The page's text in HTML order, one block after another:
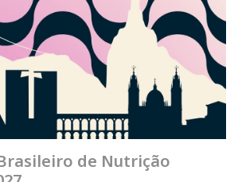
de Nutrição